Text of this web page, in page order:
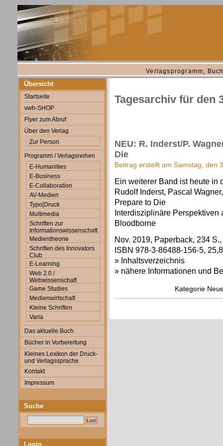
Verlagsprogramm,
Übersicht
Startseite
vwh-SHOP
Flyer zum Abruf
Über den Verlag
Zur Person
Programm / Verlagsreihen
E-Humanities
E-Business
E-Collaboration
AV-Medien
Typo|Druck
Multimedia
Schriften zur
Informationswissenschaft
Medientheorie
Schriften des Innovators
Club
E-Learning
Web 2.0 /
Webwissenschaft
Game Studies
Medienwirtschaft
Kleine Schriften
Varia
Das aktuelle Buch
Bücher in Vorbereitung
Kleines Lexikon der Druck-
und Verlagssprache
Kontakt
Impressum
Suche
Login
Tagesarchiv für den
NEU: R. Inderst/P.
Die
Beitrag erstellt am Samstag, den
Ein weiterer Band ist heute in
Rudolf Inderst, Pascal
Prepare to Die
Interdisziplinäre Perspektiven
Bloodborne
Nov. 2019, Paperback, 234
ISBN 978-3-86488-156-5,
» Inhaltsverzeichnis
» nähere Informationen und
Kategorie